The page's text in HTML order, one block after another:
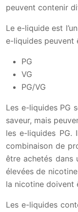
peuvent contenir
Le e-liquide est
e-liquides peuvent
PG
VG
PG/VG
Les e-liquides PG
saveur, mais
les e-liquides PG.
combinaison de
être achetés dans
élevées de
la nicotine doivent
Les e-liquides